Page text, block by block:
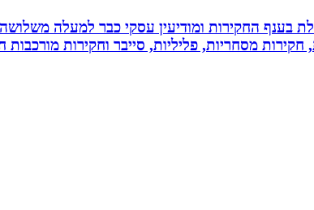
בענף החקירות ומודיעין עסקי כבר למעלה
מסחריות, פליליות, סייבר וחקירות מורכבות